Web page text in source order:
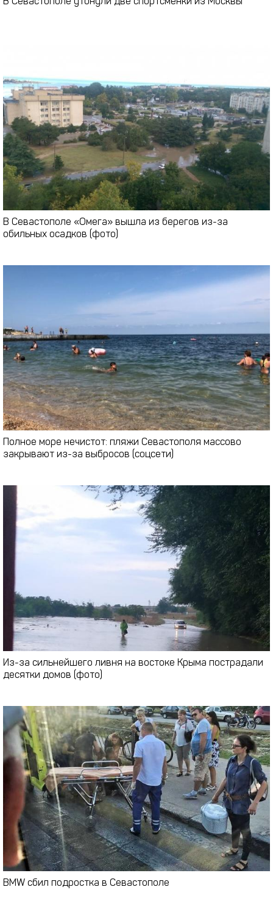
В Севастополе «Омега» вышла из берегов из-за
обильных осадков (фото)
Полное море нечистот: пляжи Севастополя массово
закрывают из-за выбросов (соцсети)
Из-за сильнейшего ливня на востоке Крыма пострадали
десятки домов (фото)
BMW сбил подростка в Севастополе